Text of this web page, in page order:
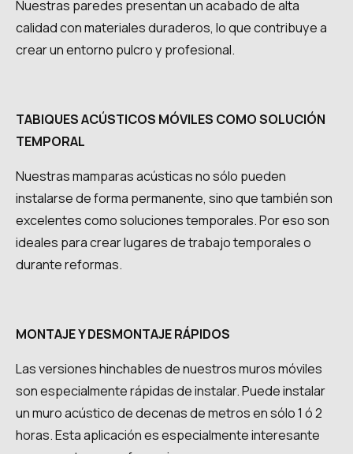
Nuestras paredes presentan un acabado de alta
calidad con materiales duraderos, lo que contribuye a
crear un entorno pulcro y profesional.
TABIQUES ACÚSTICOS MÓVILES COMO SOLUCIÓN
TEMPORAL
Nuestras mamparas acústicas no sólo pueden
instalarse de forma permanente, sino que también son
excelentes como soluciones temporales. Por eso son
ideales para crear lugares de trabajo temporales o
durante reformas.
MONTAJE Y DESMONTAJE RÁPIDOS
Las versiones hinchables de nuestros muros móviles
son especialmente rápidas de instalar. Puede instalar
un muro acústico de decenas de metros en sólo 1 ó 2
horas. Esta aplicación es especialmente interesante